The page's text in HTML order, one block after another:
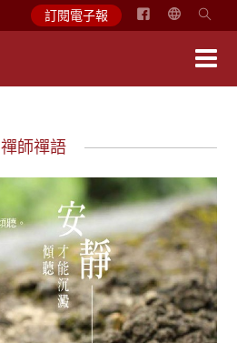
訂閱電子報
简
禪師禪語
禪師語錄